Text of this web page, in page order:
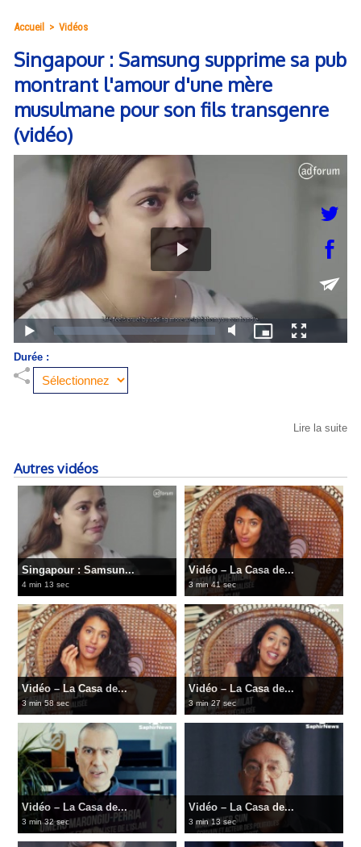
Accueil > Vidéos
Singapour : Samsung supprime sa pub
montrant l'amour d'une mère
musulmane pour son fils transgenre
(vidéo)
Durée :
Lire la suite
Autres vidéos
Singapour : Samsun...
4 min 13 sec
Vidéo – La Casa de...
3 min 41 sec
Vidéo – La Casa de...
3 min 58 sec
Vidéo – La Casa de...
3 min 27 sec
Vidéo – La Casa de...
3 min 32 sec
Vidéo – La Casa de...
3 min 13 sec